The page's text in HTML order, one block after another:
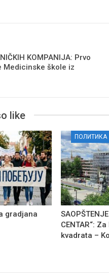
KOMPANIJA: Prvo
Medicinske škole iz
like
gradjana
ПОЛИТИКА
CENTAR“:
kvadrata –